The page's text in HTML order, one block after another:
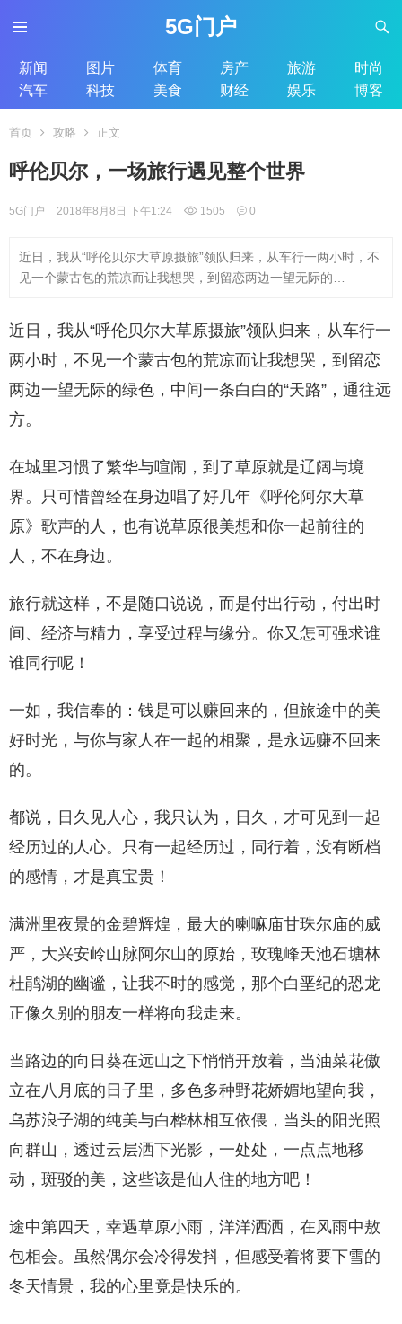
5G门户
新闻 图片 体育 房产 旅游
时尚
汽车
科技 美食 财经 娱乐 博客
首页 攻略 正文
呼伦贝尔，一场旅行遇见整个世界
5G门户 2018年8月8日 下午1:24 1505 0
近日，我从“呼伦贝尔大草原摄旅”领队归来，从车行一两小时，不
见一个蒙古包的荒凉而让我想哭，到留恋两边一望无际的…
近日，我从“呼伦贝尔大草原摄旅”领队归来，从车行一
两小时，不见一个蒙古包的荒凉而让我想哭，到留恋
两边一望无际的绿色，中间一条白白的“天路”，通往远
方。
在城里习惯了繁华与喧闹，到了草原就是辽阔与境
界。只可惜曾经在身边唱了好几年《呼伦阿尔大草
原》歌声的人，也有说草原很美想和你一起前往的
人，不在身边。
旅行就这样，不是随口说说，而是付出行动，付出时
间、经济与精力，享受过程与缘分。你又怎可强求谁
谁同行呢！
一如，我信奉的：钱是可以赚回来的，但旅途中的美
好时光，与你与家人在一起的相聚，是永远赚不回来
的。
都说，日久见人心，我只认为，日久，才可见到一起
经历过的人心。只有一起经历过，同行着，没有断档
的感情，才是真宝贵！
满洲里夜景的金碧辉煌，最大的喇嘛庙甘珠尔庙的威
严，大兴安岭山脉阿尔山的原始，玫瑰峰天池石塘林
杜鹃湖的幽谧，让我不时的感觉，那个白垩纪的恐龙
正像久别的朋友一样将向我走来。
当路边的向日葵在远山之下悄悄开放着，当油菜花傲
立在八月底的日子里，多色多种野花娇媚地望向我，
乌苏浪子湖的纯美与白桦林相互依偎，当头的阳光照
向群山，透过云层洒下光影，一处处，一点点地移
动，斑驳的美，这些该是仙人住的地方吧！
途中第四天，幸遇草原小雨，洋洋洒洒，在风雨中敖
包相会。虽然偶尔会冷得发抖，但感受着将要下雪的
冬天情景，我的心里竟是快乐的。